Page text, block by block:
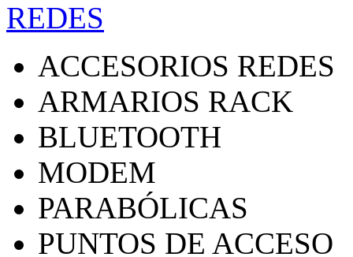
REDES
ACCESORIOS REDES
ARMARIOS RACK
BLUETOOTH
MODEM
PARABÓLICAS
PUNTOS DE ACCESO